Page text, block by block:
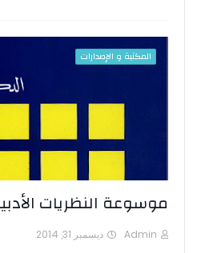
المكتبة و الإصدارات
موسوعة النظريات
Admin ديسمبر 31, 2014